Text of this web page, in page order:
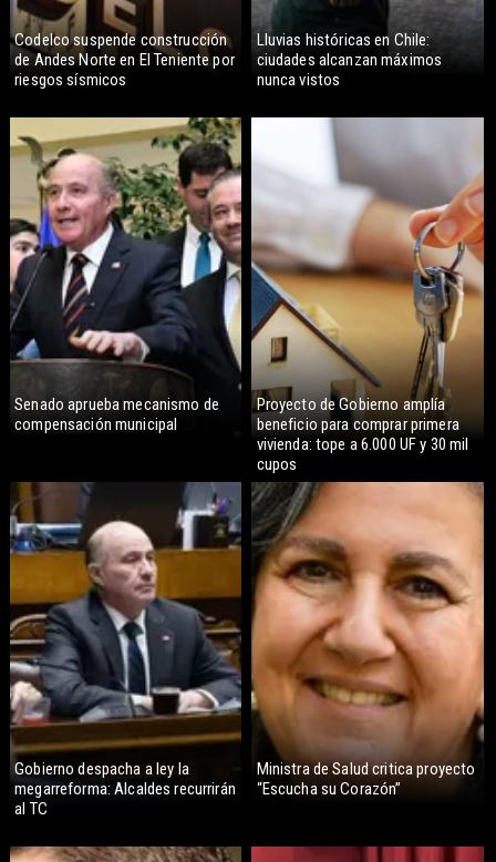
Codelco suspende construcción
de Andes Norte en El Teniente por
riesgos sísmicos
Lluvias históricas en Chile:
ciudades alcanzan máximos
nunca vistos
Senado aprueba mecanismo de
compensación municipal
Proyecto de Gobierno amplía
beneficio para comprar primera
vivienda: tope a 6.000 UF y 30 mil
cupos
Gobierno despacha a ley la
megarreforma: Alcaldes recurrirán
al TC
Ministra de Salud critica proyecto
“Escucha su Corazón”